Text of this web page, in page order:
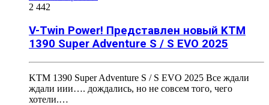
2 442
V-Twin Power! Представлен новый KTM
1390 Super Adventure S / S EVO 2025
KTM 1390 Super Adventure S / S EVO 2025 Все ждали
ждали иии…. дождались, но не совсем того, чего
хотели.…